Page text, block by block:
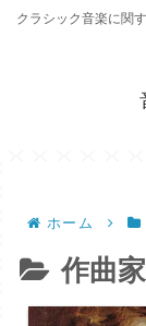
クラシック音楽に関
ホーム
作曲